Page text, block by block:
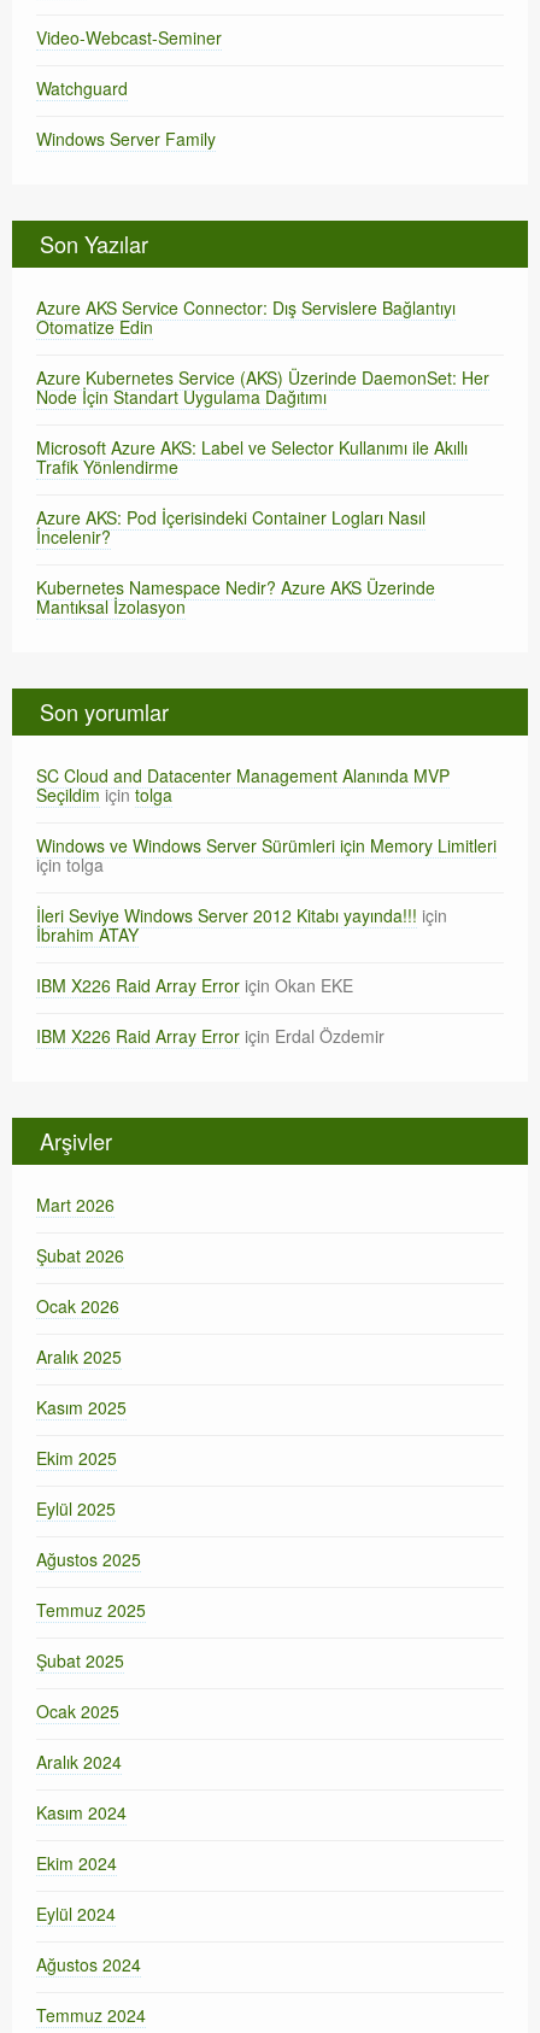
Video-Webcast-Seminer
Watchguard
Windows Server Family
Son Yazılar
Azure AKS Service Connector: Dış Servislere Bağlantıyı
Otomatize Edin
Azure Kubernetes Service (AKS) Üzerinde DaemonSet: Her
Node İçin Standart Uygulama Dağıtımı
Microsoft Azure AKS: Label ve Selector Kullanımı ile Akıllı
Trafik Yönlendirme
Azure AKS: Pod İçerisindeki Container Logları Nasıl
İncelenir?
Kubernetes Namespace Nedir? Azure AKS Üzerinde
Mantıksal İzolasyon
Son yorumlar
SC Cloud and Datacenter Management Alanında MVP
Seçildimiçintolga
Windows ve Windows Server Sürümleri için Memory Limitleri
içintolga
İleri Seviye Windows Server 2012 Kitabı yayında!!! için
İbrahim ATAY
IBM X226 Raid Array Error için Okan EKE
IBM X226 Raid Array Error için Erdal Özdemir
Arşivler
Mart 2026
Şubat 2026
Ocak 2026
Aralık 2025
Kasım 2025
Ekim 2025
Eylül 2025
Ağustos 2025
Temmuz 2025
Şubat 2025
Ocak 2025
Aralık 2024
Kasım 2024
Ekim 2024
Eylül 2024
Ağustos 2024
Temmuz 2024